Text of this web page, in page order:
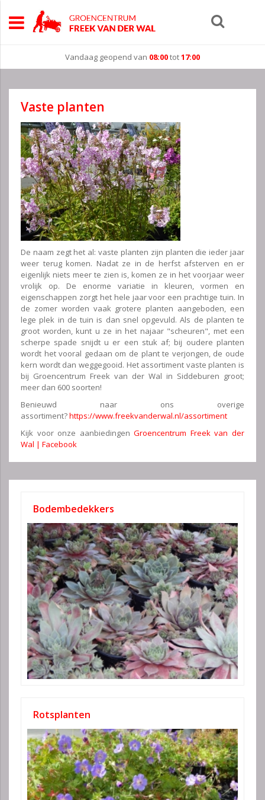
Vandaag geopend van 08:00tot17:00
Vaste planten
De naam zegt het al: vaste planten zijn planten die ieder jaar
weer terug komen. Nadat ze in de herfst afsterven en er
eigenlijk niets meer te zien is, komen ze in het voorjaar weer
vrolijk op. De enorme variatie in kleuren, vormen en
eigenschappen zorgt het hele jaar voor een prachtige tuin. In
de zomer worden vaak grotere planten aangeboden, een
lege plek in de tuin is dan snel opgevuld. Als de planten te
groot worden, kunt u ze in het najaar "scheuren", met een
scherpe spade snijdt u er een stuk af; bij oudere planten
wordt het vooral gedaan om de plant te verjongen, de oude
kern wordt dan weggegooid. Het assortiment vaste planten is
bij Groencentrum Freek van der Wal in Siddeburen groot;
meer dan 600 soorten!
Benieuwd naar ons overige
assortiment?https://www.freekvanderwal.nl/assortiment
Kijk voor onze aanbiedingenGroencentrum Freek van der
Wal | Facebook
Bodembedekkers
Rotsplanten